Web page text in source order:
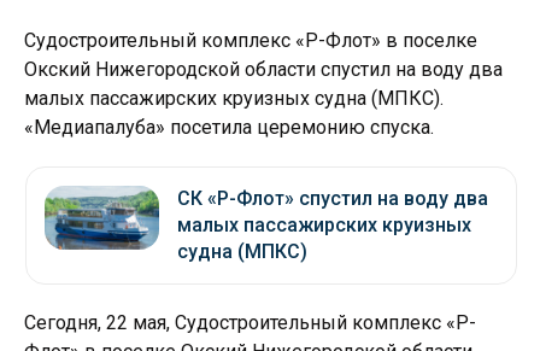
Судостроительный комплекс «Р-Флот» в поселке
Окский Нижегородской области спустил на воду два
малых пассажирских круизных судна (МПКС).
«Медиапалуба» посетила церемонию спуска.
СК «Р-Флот» спустил на воду два
малых пассажирских круизных
судна (МПКС)
Сегодня, 22 мая, Судостроительный комплекс «Р-